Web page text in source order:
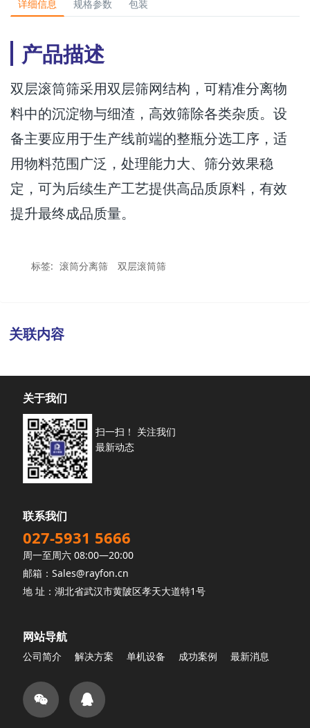
详细信息 规格参数 包装
产品描述
双层滚筒筛采用双层筛网结构，可精准分离物
料中的沉淀物与细渣，高效筛除各类杂质。设
备主要应用于生产线前端的整瓶分选工序，适
用物料范围广泛，处理能力大、筛分效果稳
定，可为后续生产工艺提供高品质原料，有效
提升最终成品质量。
标签: 滚筒分离筛 双层滚筒筛
关联内容
关于我们
扫一扫！ 关注我们
最新动态
联系我们
027-5931 5666
周一至周六 08:00—20:00
邮箱：Sales@rayfon.cn
地 址：湖北省武汉市黄陂区孝天大道特1号
网站导航
公司简介 解决方案 单机设备 成功案例 最新消息